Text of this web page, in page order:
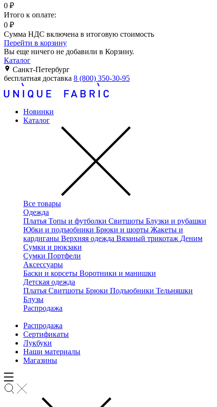
0 ₽
Итого к оплате:
0 ₽
Сумма НДС включена в итоговую стоимость
Перейти в корзину
Вы еще ничего не добавили в Корзину.
Каталог
Санкт-Петербург
бесплатная доставка 8 (800) 350-30-95
Новинки
Каталог
Все товары
Одежда
Платья Топы и футболки Свитшоты Блузки и рубашки
Юбки и подъюбники Брюки и шорты Жакеты и
кардиганы Верхняя одежда Вязаный трикотаж Деним
Сумки и рюкзаки
Сумки Портфели
Аксессуары
Баски и корсеты Воротники и манишки
Детская одежда
Платья Свитшоты Брюки Подъюбники Тельняшки
Блузы
Распродажа
Распродажа
Сертификаты
Лукбуки
Наши материалы
Магазины